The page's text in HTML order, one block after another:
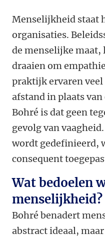
Menselijkheid staat
organisaties.
de menselijke maat,
draaien om
praktijk ervaren
afstand in plaats
Bohré is dat geen
gevolg van
wordt gedefinieerd,
consequent
Wat bedoelen
menselijkheid?
Bohré benadert
abstract ideaal,